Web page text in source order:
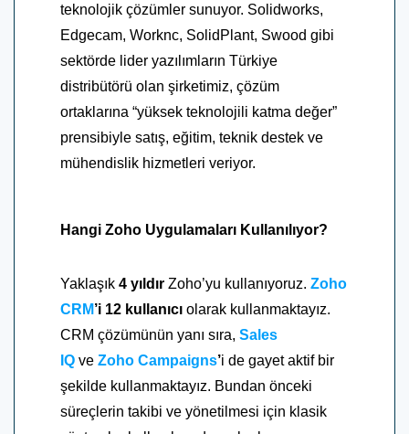
teknolojik çözümler sunuyor. Solidworks,
Edgecam, Worknc, SolidPlant, Swood gibi
sektörde lider yazılımların Türkiye
distribütörü olan şirketimiz, çözüm
ortaklarına “yüksek teknolojili katma değer”
prensibiyle satış, eğitim, teknik destek ve
mühendislik hizmetleri veriyor.
Hangi Zoho Uygulamaları Kullanılıyor?
Yaklaşık 4 yıldır Zoho’yu kullanıyoruz. Zoho
CRM’i 12 kullanıcı olarak kullanmaktayız.
CRM çözümünün yanı sıra, Sales
IQ ve Zoho Campaigns’i de gayet aktif bir
şekilde kullanmaktayız. Bundan önceki
süreçlerin takibi ve yönetilmesi için klasik